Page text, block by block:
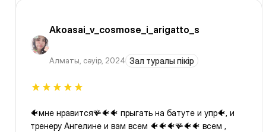
Akoasai_v_cosmose_i_arigatto_s
Алматы, сәуір, 2024 Зал туралы пікір
🐠мне нравится🪸🐠🐠 прыгать на батуте и упр🐠, и
тренеру Ангелине и вам всем 🐠🐠🐠🪸🐠🐠 всем ,